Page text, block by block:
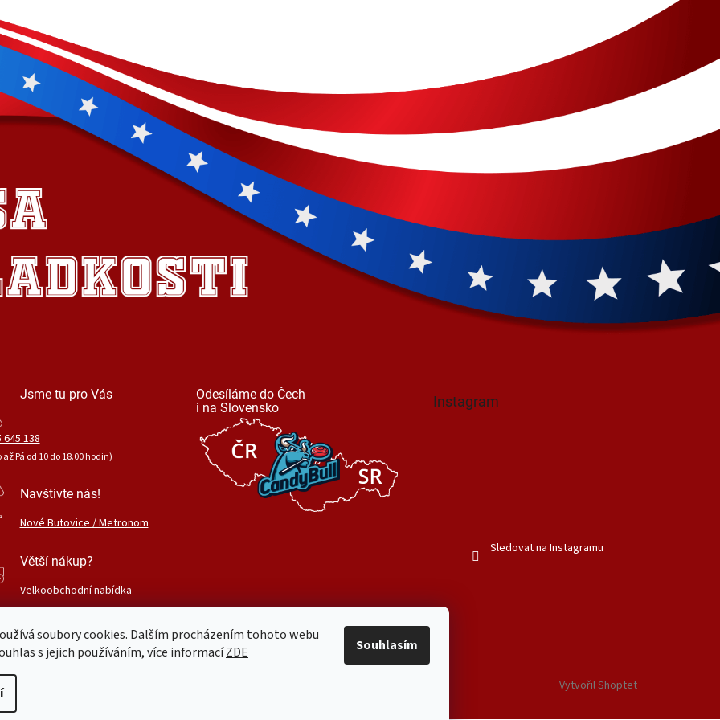
soubory cookies. Dalším procházením tohoto webu
s jejich používáním, více informacíZDE Souhlasím
Jsme tu pro Vás
645 138
až Pá od 10 do 18.00 hodin)
Navštivte nás!
Nové Butovice / Metronom
Větší nákup?
Velkoobchodní nabídka
Odesíláme do Čech
i na Slovensko
Instagram
Sledovat na Instagramu
Vytvořil Shoptet
Upravit nastavení cookies